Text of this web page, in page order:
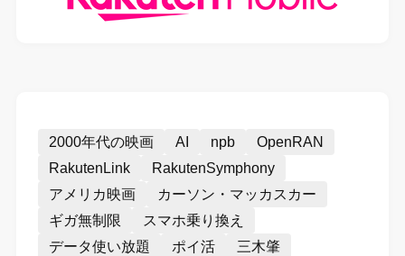
2000年代の映画 AI npb
OpenRAN
RakutenLink
RakutenSymphony
アメリカ映画
カーソン・マッカスカー
ギガ無制限
スマホ乗り換え
データ使い放題
ポイ活
三木肇